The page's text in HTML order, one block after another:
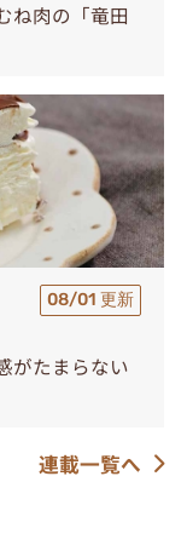
ね肉の「竜田
08/01 更新
がたまらない
連載一覧へ